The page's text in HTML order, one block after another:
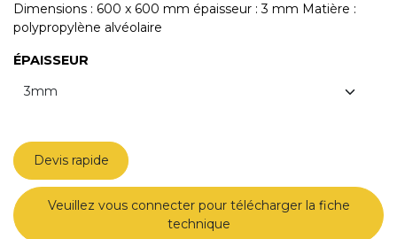
Dimensions : 600 x 600 mm épaisseur : 3 mm Matière :
polypropylène alvéolaire
ÉPAISSEUR
Devis rapide
Veuillez vous connecter pour télécharger la fiche
technique